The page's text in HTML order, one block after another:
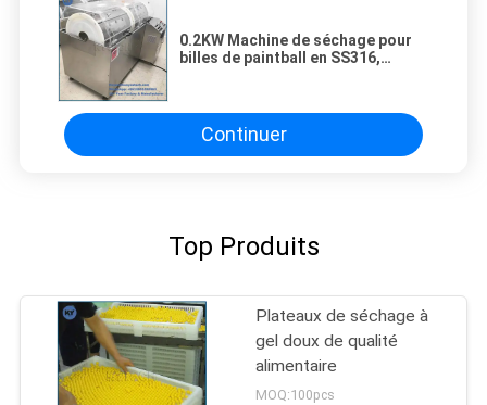
0.2KW Machine de séchage pour
billes de paintball en SS316,
Continuer
Top Produits
Plateaux de séchage à
gel doux de qualité
alimentaire
MOQ:100pcs